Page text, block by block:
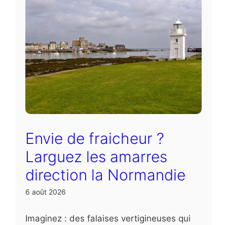
Envie de fraicheur ?
Larguez les amarres
direction la Normandie
6 août 2026
Imaginez : des falaises vertigineuses qui